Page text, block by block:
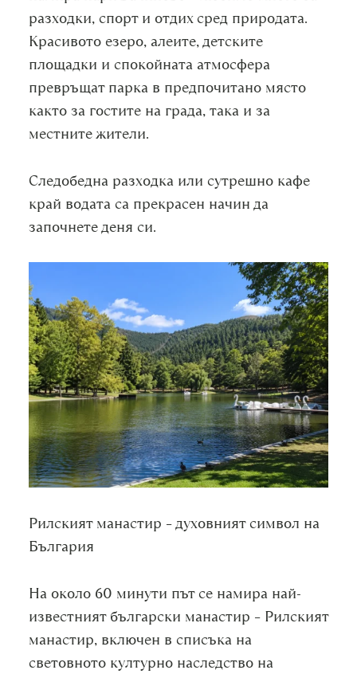
разходки, спорт и отдих сред природата.
Красивото езеро, алеите, детските
площадки и спокойната атмосфера
превръщат парка в предпочитано място
както за гостите на града, така и за
местните жители.
Следобедна разходка или сутрешно кафе
край водата са прекрасен начин да
започнете деня си.
Рилският манастир – духовният символ на
България
На около 60 минути път се намира най-
известният български манастир – Рилският
манастир, включен в списъка на
световното културно наследство на